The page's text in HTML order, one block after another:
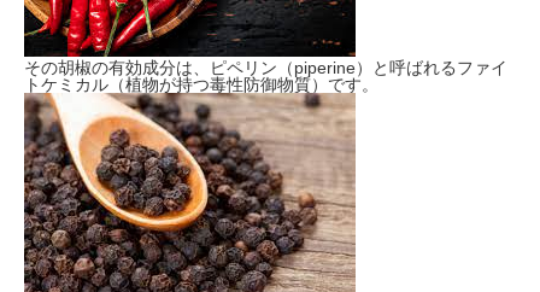
その胡椒の有効成分は、ピペリン（piperine）と呼ばれるファイ
トケミカル（植物が持つ毒性防御物質）です。